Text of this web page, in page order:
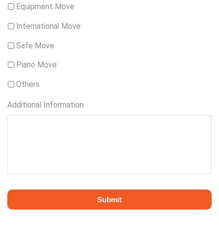
Equipment Move
International Move
Safe Move
Piano Move
Others
Additional Information